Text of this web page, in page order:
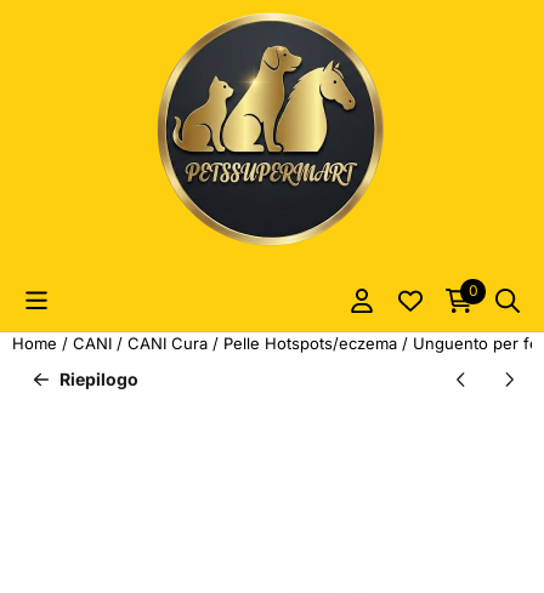
Le preferenze sui cookie sono attualmente chiuse.
0
Home / CANI / CANI Cura / Pelle Hotspots/eczema / Unguento per
Riepilogo